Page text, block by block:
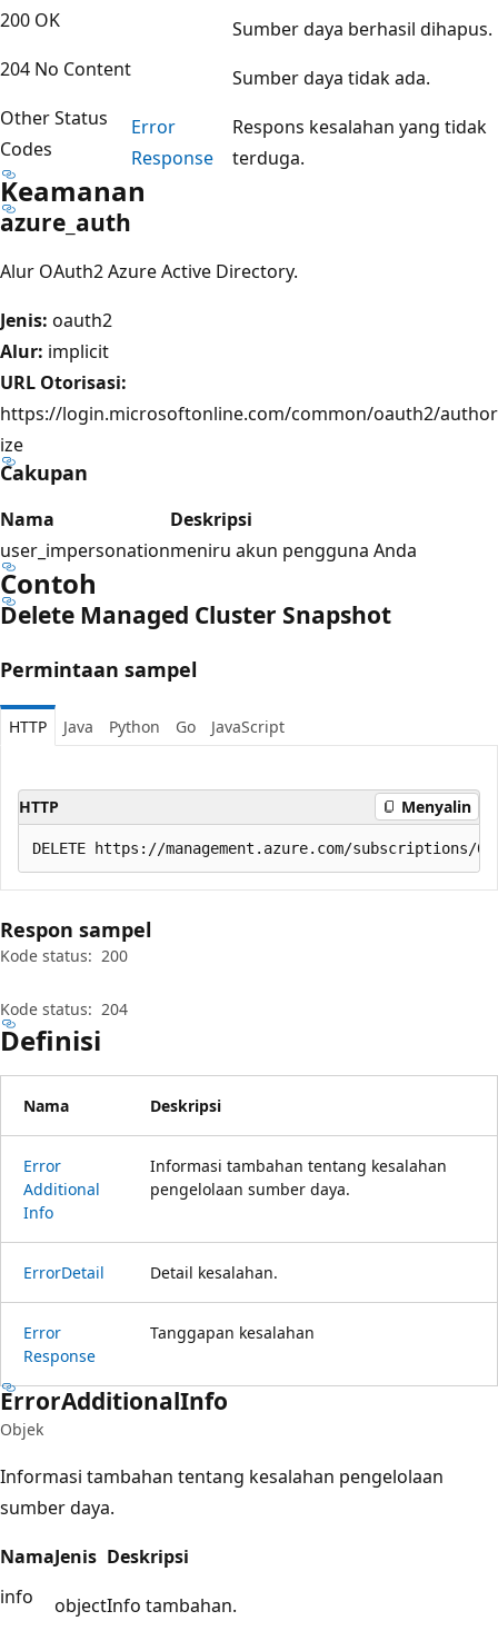
200 OK
Sumber daya berhasil dihapus.
204 No Content
Sumber daya tidak ada.
Other Status
Codes
Error
Response
Respons kesalahan yang tidak
terduga.
Keamanan
azure_auth
Alur OAuth2 Azure Active Directory.
Jenis: oauth2
Alur: implicit
URL Otorisasi:
https://login.microsoftonline.com/common/oauth2/author
ize
Cakupan
Nama
Deskripsi
user_impersonationmeniru akun pengguna Anda
Contoh
Delete Managed Cluster Snapshot
Permintaan sampel
HTTP Java Python Go JavaScript
HTTP Menyalin
Respon sampel
Kode status: 200
Kode status: 204
Definisi
Nama Deskripsi
Error
Additional
Info
Informasi tambahan tentang kesalahan
pengelolaan sumber daya.
ErrorDetail Detail kesalahan.
Error
Response
Tanggapan kesalahan
ErrorAdditionalInfo
Objek
Informasi tambahan tentang kesalahan pengelolaan
sumber daya.
NamaJenis Deskripsi
info
objectInfo tambahan.